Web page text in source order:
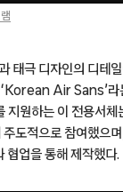
태극 디자인의 디테
‘Korean Air Sans’라
원하는 이 전용서체
도적으로 참여했으
업을 통해 제작했다.